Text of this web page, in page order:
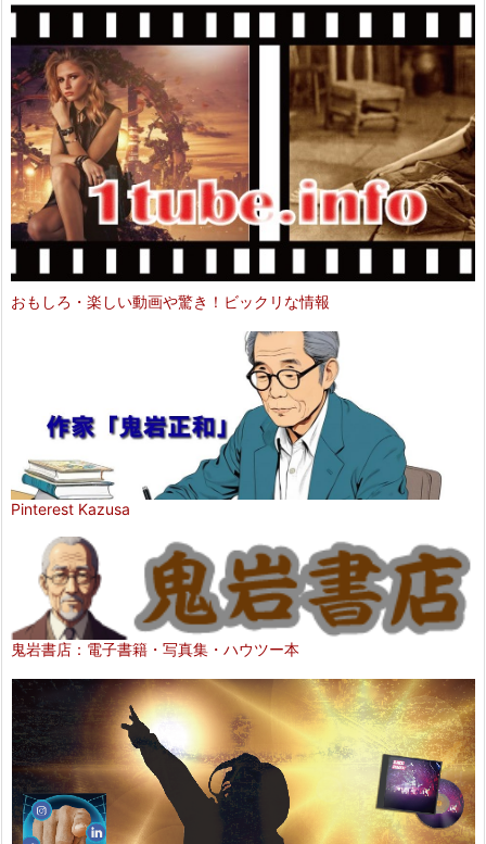
おもしろ・楽しい動画や驚き！ビックリな情報
Pinterest Kazusa
鬼岩書店：電子書籍・写真集・ハウツー本